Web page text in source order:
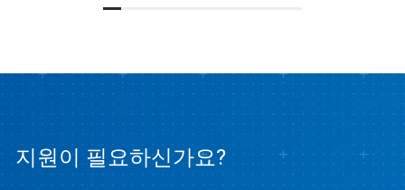
지원이 필요하신가요?